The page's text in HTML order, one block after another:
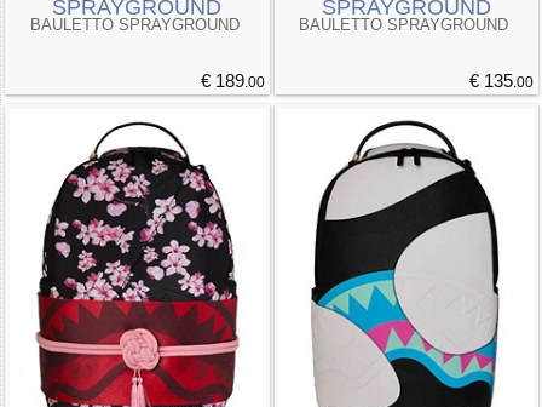
SPRAYGROUND
BAULETTO SPRAYGROUND
€ 189.00
SPRAYGROUND
BAULETTO SPRAYGROUND
€ 135.00